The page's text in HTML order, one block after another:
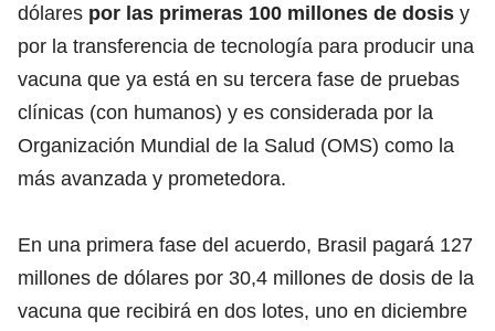
dólares por las primeras 100 millones de dosis y
por la transferencia de tecnología para producir una
vacuna que ya está en su tercera fase de pruebas
clínicas (con humanos) y es considerada por la
Organización Mundial de la Salud (OMS) como la
más avanzada y prometedora.
En una primera fase del acuerdo, Brasil pagará 127
millones de dólares por 30,4 millones de dosis de la
vacuna que recibirá en dos lotes, uno en diciembre